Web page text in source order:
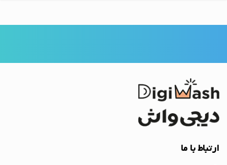
ارتباط با ما